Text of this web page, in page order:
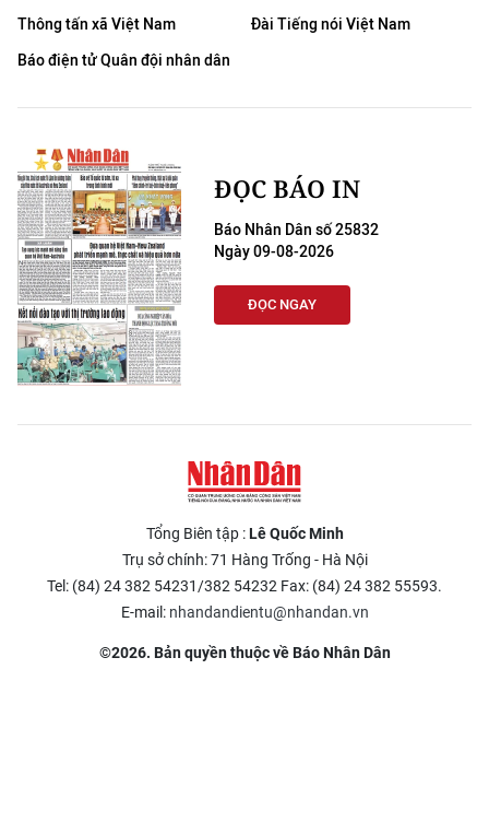
Thông tấn xã Việt Nam
Đài Tiếng nói Việt Nam
Báo điện tử Quân đội nhân dân
ĐỌC BÁO IN
Báo Nhân Dân số 25832
Ngày 09-08-2026
ĐỌC NGAY
Tổng Biên tập :Lê Quốc Minh
Trụ sở chính: 71 Hàng Trống - Hà Nội
Tel: (84) 24 382 54231/382 54232 Fax: (84) 24 382 55593.
E-mail: nhandandientu@nhandan.vn
©2026. Bản quyền thuộc về Báo Nhân Dân